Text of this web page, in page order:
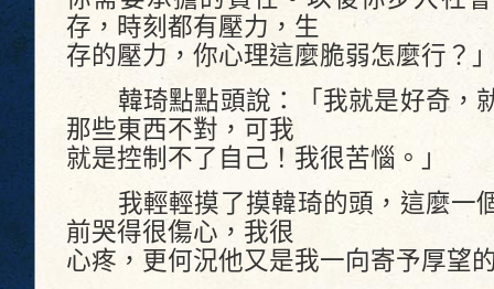
存，時刻都有壓力，生
存的壓力，你心理這麼脆弱怎麼行？
韓琦點點頭說：「我就是好奇，
那些東西不對，可我
就是控制不了自己！我很苦惱。」
我輕輕摸了摸韓琦的頭，這麼一
前哭得很傷心，我很
心疼，更何況他又是我一向寄予厚望